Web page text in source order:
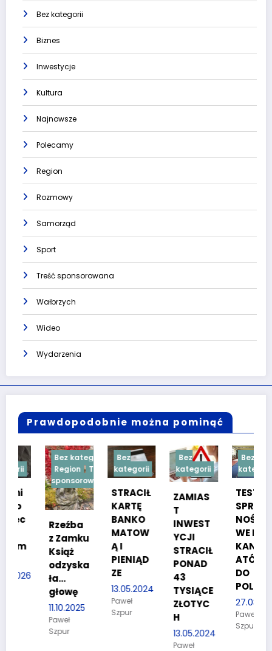
Bez kategorii
Biznes
Inwestycje
Kultura
Najnowsze
Polecamy
Region
Rozmowy
Samorząd
Sport
Treść sponsorowana
Wałbrzych
Wideo
Wydarzenia
Prawdopodobnie można pominąć
Bez kategorii
Region
Treść
sponsorowana
Rzeźba
z Zamku
Książ
odzyska
ła…
głowę
11.10.2025
Bez
kategorii
STRACIŁ
KARTĘ
BANKO
MATOW
PIENIĄD
13.05.2024
Szpur
Bez
kategorii
ZAMIAS
INWEST
YCJI
STRACIŁ
PONAD
TYSIĄCE
ZŁOTYC
13.05.2024
Bez
kategorii
TESTY
SPRAW
NOŚCIO
WE DLA
KANDYD
ATÓW
POLICJI
27.03.2024